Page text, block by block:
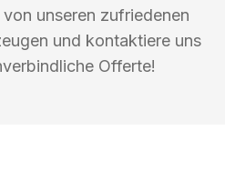
unseren zufriedenen
und kontaktiere uns
Offerte!